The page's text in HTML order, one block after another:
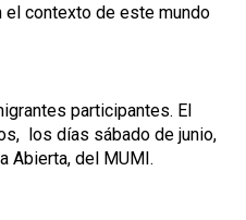
el contexto de este mundo
participantes. El
los días sábado de junio,
Abierta, del MUMI.